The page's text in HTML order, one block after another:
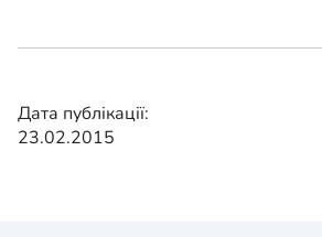
Дата публікації:
23.02.2015